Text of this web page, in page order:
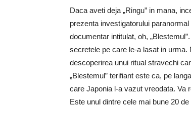
Daca aveti deja „Ringu” in mana,
prezenta investigatorului
documentar intitulat, oh,
secretele pe care le-a lasat in
descoperirea unui ritual stravechi
„Blestemul” terifiant este ca, pe
care Japonia l-a vazut vreodata. Va
Este unul dintre cele mai bune 20